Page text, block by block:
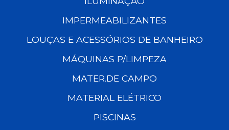
IMPERMEABILIZANTES
LOUÇAS E ACESSÓRIOS DE BANHEIRO
MÁQUINAS P/LIMPEZA
MATER.DE CAMPO
MATERIAL ELÉTRICO
PISCINAS